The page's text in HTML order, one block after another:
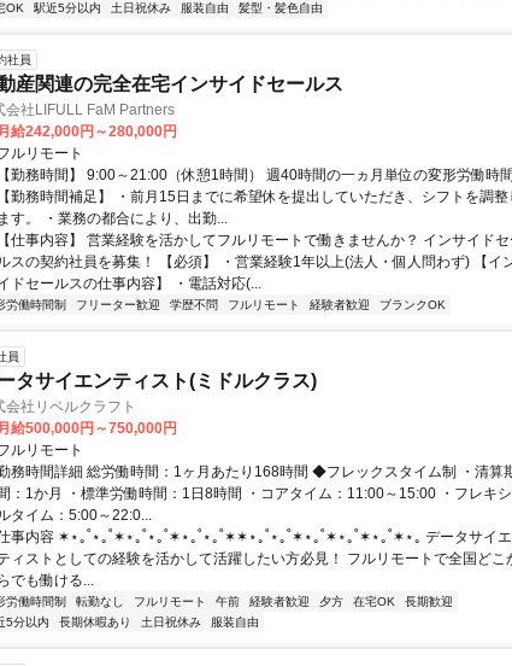
OK
駅近5分以内 土日祝休み 服装自由 髪型・髪色自由
社員
産関連の完全在宅インサイドセールス
会社LIFULL FaM Partners
給242,000円～280,000円
ルリモート
【勤務時間】 9:00～21:00（休憩1時間） 週40時間の一ヵ月単位の変形労働時
【勤務時間補足】 ・前月15日までに希望休を提出していただき、シフトを調整
ます。 ・業務の都合により、出勤...
【仕事内容】 営業経験を活かしてフルリモートで働きませんか？ インサイドセ
スの契約社員を募集！ 【必須】 ・営業経験1年以上(法人・個人問わず) 【イ
ドセールスの仕事内容】 ・電話対応(...
労働時間制 フリーター歓迎 学歴不問 フルリモート 経験者歓迎 ブランクOK
員
タサイエンティスト(ミドルクラス)
会社リベルクラフト
給500,000円～750,000円
ルリモート
務時間詳細 総労働時間：1ヶ月あたり168時間 ◆フレックスタイム制 ・清算
：1か月 ・標準労働時間：1日8時間 ・コアタイム：11:00～15:00 ・フレキ
タイム：5:00～22:0...
事内容 ✶⋆｡˚⋆｡˚✶⋆｡˚⋆｡˚✶⋆｡˚⋆｡˚✶✶⋆｡˚⋆｡˚✶⋆｡˚✶⋆｡˚✶⋆｡˚✶⋆｡ データサイ
ィストとしての経験を活かして活躍したい方必見！ フルリモートで全国どこ
らでも働ける...
労働時間制 転勤なし フルリモート 午前 経験者歓迎 夕方 在宅OK
長期歓迎
5分以内
長期休暇あり 土日祝休み 服装自由